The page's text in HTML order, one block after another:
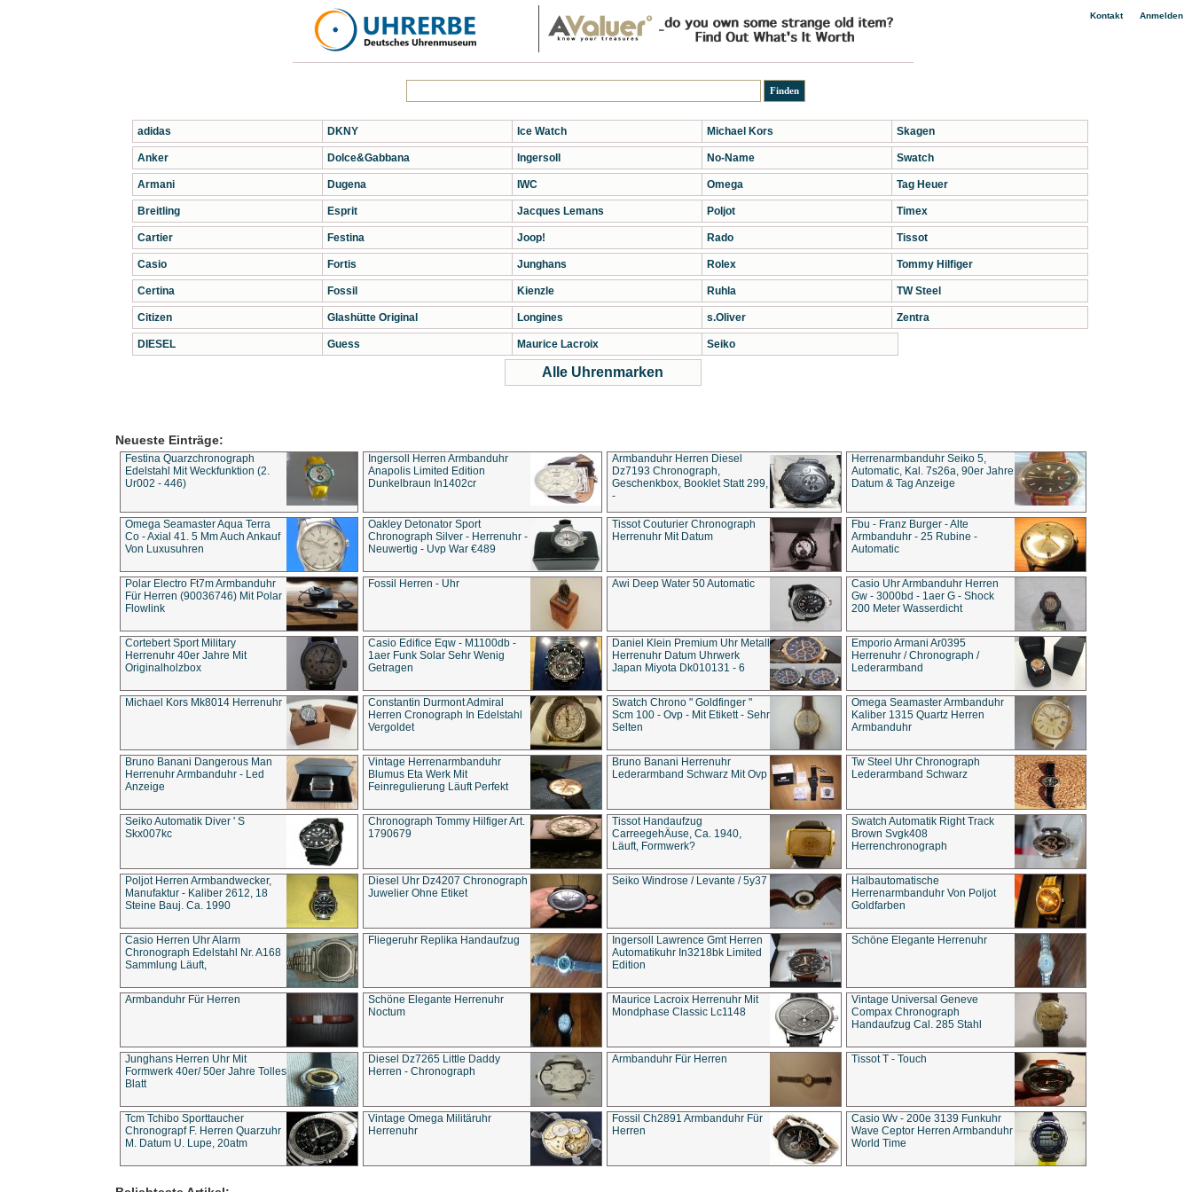
Kontakt| Anmelden
adidas
Anker
Armani
Breitling
Cartier
Casio
Certina
Citizen
DIESEL
DKNY
Dolce&Gabbana
Dugena
Esprit
Festina
Fortis
Fossil
Glashütte Original
Guess
Ice Watch
Ingersoll
IWC
Jacques Lemans
Joop!
Junghans
Kienzle
Longines
Maurice Lacroix
Michael Kors
No-Name
Omega
Poljot
Rado
Rolex
Ruhla
s.Oliver
Seiko
Skagen
Swatch
Tag Heuer
Timex
Tissot
Tommy Hilfiger
TW Steel
Zentra
Alle Uhrenmarken
Neueste Einträge:
Festina Quarzchronograph
Edelstahl Mit Weckfunktion (2.
Ur002 - 446)
Ingersoll Herren Armbanduhr
Anapolis Limited Edition
Dunkelbraun In1402cr
Armbanduhr Herren Diesel
Dz7193 Chro­no­graph,
Geschenkbox, Booklet Statt 299,
-
Herrenarmbanduhr Seiko 5,
Automatic, Kal. 7s26a, 90er Jahre
Datum & Tag Anzeige
Omega Seamaster Aqua Terra
Co - Axial 41. 5 Mm Auch Ankauf
Von Luxusuhren
Oakley Detonator Sport
Chronograph Silver - Herrenuhr -
Neuwertig - Uvp War €489
Tissot Couturier Chronograph
Herrenuhr Mit Datum
Fbu - Franz Burger - Alte
Armbanduhr - 25 Rubine -
Automatic
Polar Electro Ft7m Armbanduhr
Für Herren (90036746) Mit Polar
Flowlink
Fossil Herren - Uhr Awi Deep Water 50 Automatic
Casio Uhr Armbanduhr Herren
Gw - 3000bd - 1aer G - Shock
200 Meter Wasserdicht
Cortebert Sport Military
Herrenuhr 40er Jahre Mit
Originalholzbox
Casio Edifice Eqw - M1100db -
1aer Funk Solar Sehr Wenig
Getragen
Daniel Klein Premium Uhr Metall
Herrenuhr Datum Uhrwerk
Japan Miyota Dk010131 - 6
Emporio Armani Ar0395
Herrenuhr / Chronograph /
Lederarmband
Michael Kors Mk8014 Herrenuhr
Constantin Durmont Admiral
Herren Cronograph In Edelstahl
Vergoldet
Swatch Chrono " Goldfinger "
Scm 100 - Ovp - Mit Etikett - Sehr
Selten
Omega Seamaster Armbanduhr
Kaliber 1315 Quartz Herren
Armbanduhr
Bruno Banani Dangerous Man
Herrenuhr Armbanduhr - Led
Anzeige
Vintage Herrenarmbanduhr
Blumus Eta Werk Mit
Feinregulierung Läuft Perfekt
Bruno Banani Herrenuhr
Lederarmband Schwarz Mit Ovp
Tw Steel Uhr Chronograph
Lederarmband Schwarz
Seiko Automatik Diver ' S
Skx007kc
Chronograph Tommy Hilfiger Art.
1790679
Tissot Handaufzug
CarreegehÄuse, Ca. 1940,
Läuft, Formwerk?
Swatch Automatik Right Track
Brown Svgk408
Herrenchronograph
Poljot Herren Armbandwecker,
Manufaktur - Kaliber 2612, 18
Steine Bauj. Ca. 1990
Diesel Uhr Dz4207 Chronograph
Juwelier Ohne Etiket
Seiko Windrose / Levante / 5y37
Halbautomatische
Herrenarmbanduhr Von Poljot
Goldfarben
Casio Herren Uhr Alarm
Chronograph Edelstahl Nr. A168
Sammlung Läuft,
Fliegeruhr Replika Handaufzug
Ingersoll Lawrence Gmt Herren
Automatikuhr In3218bk Limited
Edition
Schöne Elegante Herrenuhr
Armbanduhr Für Herren
Schöne Elegante Herrenuhr
Noctum
Maurice Lacroix Herrenuhr Mit
Mondphase Classic Lc1148
Vintage Universal Geneve
Compax Chronograph
Handaufzug Cal. 285 Stahl
Junghans Herren Uhr Mit
Formwerk 40er/ 50er Jahre Tolles
Blatt
Diesel Dz7265 Little Daddy
Herren - Chronograph
Armbanduhr Für Herren Tissot T - Touch
Tcm Tchibo Sporttaucher
Chronograpf F. Herren Quarzuhr
M. Datum U. Lupe, 20atm
Vintage Omega Militäruhr
Herrenuhr
Fossil Ch2891 Armbanduhr Für
Herren
Casio Wv - 200e 3139 Funkuhr
Wave Ceptor Herren Armbanduhr
World Time